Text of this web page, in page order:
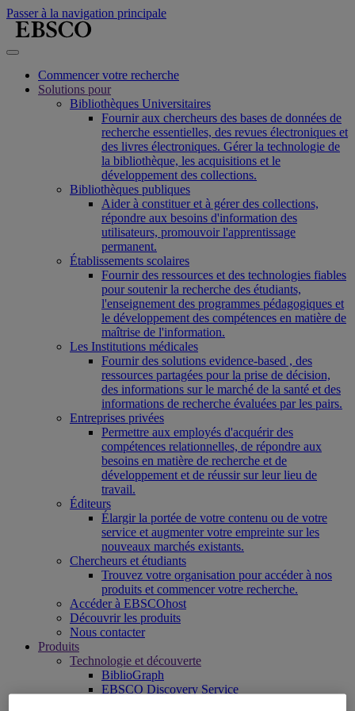
Passer à la navigation principale
Commencer votre recherche
Solutions pour
Bibliothèques Universitaires
Fournir aux chercheurs des bases de données de
recherche essentielles, des revues électroniques et
des livres électroniques. Gérer la technologie de
la bibliothèque, les acquisitions et le
développement des collections.
Bibliothèques publiques
Aider à constituer et à gérer des collections,
répondre aux besoins d'information des
utilisateurs, promouvoir l'apprentissage
permanent.
Établissements scolaires
Fournir des ressources et des technologies fiables
pour soutenir la recherche des étudiants,
l'enseignement des programmes pédagogiques et
le développement des compétences en matière de
maîtrise de l'information.
Les Institutions médicales
Fournir des solutions evidence-based , des
ressources partagées pour la prise de décision,
des informations sur le marché de la santé et des
informations de recherche évaluées par les pairs.
Entreprises privées
Permettre aux employés d'acquérir des
compétences relationnelles, de répondre aux
besoins en matière de recherche et de
développement et de réussir sur leur lieu de
travail.
Éditeurs
Élargir la portée de votre contenu ou de votre
service et augmenter votre empreinte sur les
nouveaux marchés existants.
Chercheurs et étudiants
Trouvez votre organisation pour accéder à nos
produits et commencer votre recherche.
Accéder à EBSCOhost
Découvrir les produits
Nous contacter
Produits
Technologie et découverte
BiblioGraph
EBSCO Discovery Service